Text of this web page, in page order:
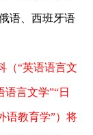
语、西班牙语
（“英语语言文
语言文学”“日
语教育学”）将